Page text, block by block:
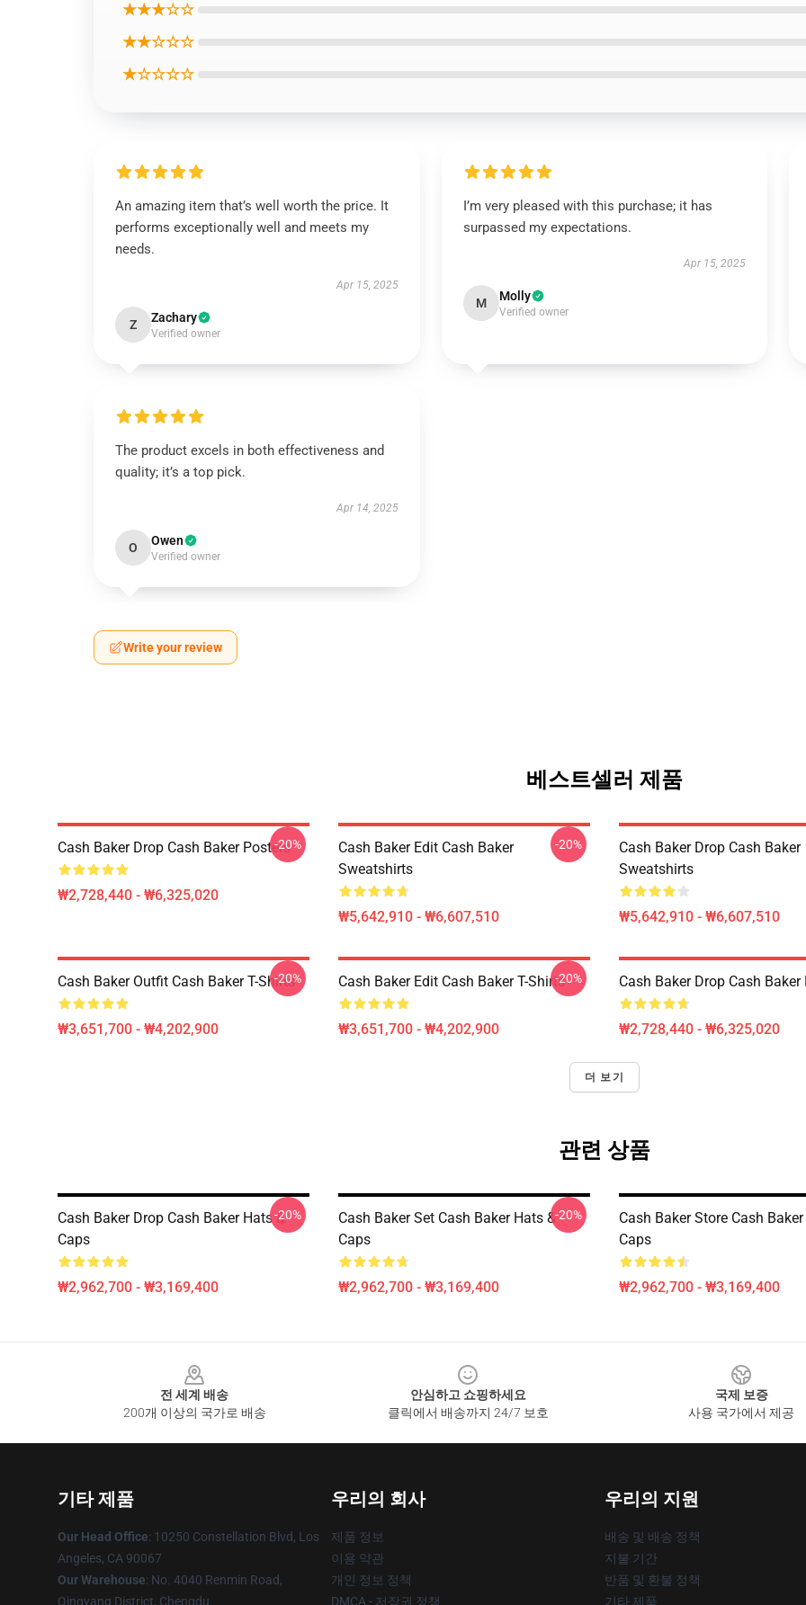
★★★☆☆
★★☆☆☆
★☆☆☆☆
An amazing item that’s well worth the price. It
performs exceptionally well and meets my
needs.
Apr 15, 2025
Z Zachary
Verified owner
I’m very pleased with this purchase; it has
surpassed my expectations.
Apr 15, 2025
M Molly
Verified owner
The product excels in both effectiveness and
quality; it’s a top pick.
Apr 14, 2025
O Owen
Verified owner
Write your review
베스트셀러 제품
Cash Baker Drop Cash Baker Posters
₩2,728,440 - ₩6,325,020
-20%
Cash Baker Edit Cash Baker
Sweatshirts
₩5,642,910 - ₩6,607,510
-20%
Cash Baker Drop Cash Baker
Sweatshirts
₩5,642,910 - ₩6,607,510
Cash Baker Outfit Cash Baker T-Shirts
₩3,651,700 - ₩4,202,900
-20% Cash Baker Edit Cash Baker T-Shirts
₩3,651,700 - ₩4,202,900
-20% Cash Baker Drop Cash Baker
₩2,728,440 - ₩6,325,020
더 보기
관련 상품
Cash Baker Drop Cash Baker Hats &
Caps
₩2,962,700 - ₩3,169,400
-20%
Cash Baker Set Cash Baker Hats &
Caps
₩2,962,700 - ₩3,169,400
-20%
Cash Baker Store Cash
Caps
₩2,962,700 - ₩3,169,400
전 세계 배송
200개 이상의 국가로 배송
안심하고 쇼핑하세요
클릭에서 배송까지 24/7 보호
국제 보증
사용 국가에서 제공
기타 제품
Our Head Office: 10250 Constellation Blvd, Los
Angeles, CA 90067
Our Warehouse: No. 4040 Renmin Road,
Qingyang District, Chengdu
우리의 회사
제품 정보
이용 약관
개인 정보 정책
DMCA - 저작권 정책
우리의 지원
배송 및 배송 정책
지불 기간
반품 및 환불 정책
기타 제품